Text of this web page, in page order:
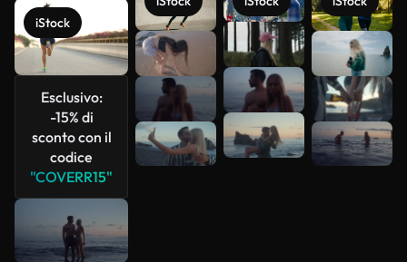
iStock
Esclusivo:
-15% di
sconto con il
codice
"COVERR15"
Scopri di
più